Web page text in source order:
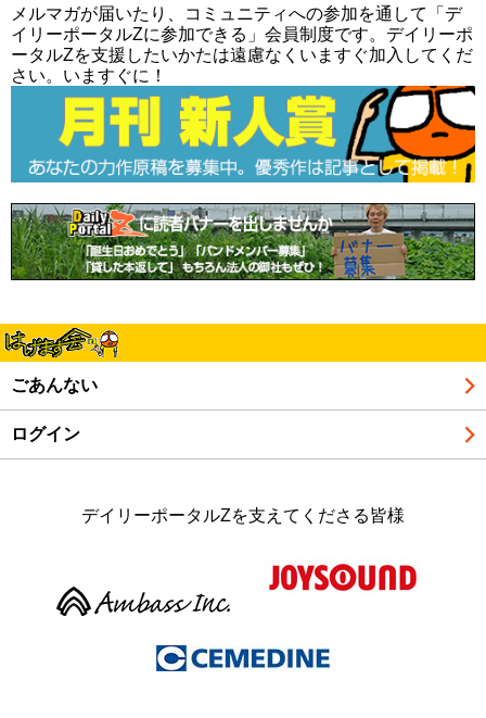
メルマガが届いたり、コミュニティへの参加を通して「デ
イリーポータルZに参加できる」会員制度です。デイリーポ
ータルZを支援したいかたは遠慮なくいますぐ加入してくだ
さい。いますぐに！
ごあんない
ログイン
デイリーポータルZを支えてくださる皆様